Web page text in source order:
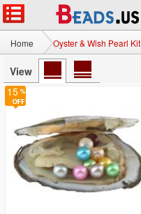
Home Oyster & Wish Pearl Kit
View
15